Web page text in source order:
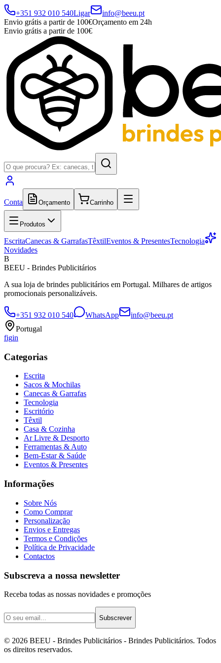
+351 932 010 540Ligar
info@beeu.pt
Envio grátis a partir de 100€Orçamento em 24h
Envio grátis a partir de 100€
Conta Orçamento Carrinho
Produtos
EscritaCanecas & GarrafasTêxtilEventos & PresentesTecnologia
Novidades
B
BEEU - Brindes Publicitários
A sua loja de brindes publicitários em Portugal. Milhares de artigos
promocionais personalizáveis.
+351 932 010 540 WhatsApp
info@beeu.pt
Portugal
figin
Categorias
Escrita
Sacos & Mochilas
Canecas & Garrafas
Tecnologia
Escritório
Têxtil
Casa & Cozinha
Ar Livre & Desporto
Ferramentas & Auto
Bem-Estar & Saúde
Eventos & Presentes
Informações
Sobre Nós
Como Comprar
Personalização
Envios e Entregas
Termos e Condições
Política de Privacidade
Contactos
Subscreva a nossa newsletter
Receba todas as nossas novidades e promoções
Subscrever
© 2026 BEEU - Brindes Publicitários - Brindes Publicitários. Todos
os direitos reservados.